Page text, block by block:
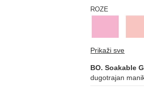
ROZE
212
SIVA
Prikaži sve
BO. Soakable
dugotrajan